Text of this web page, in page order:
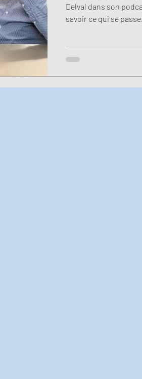
Delval dans son
savoir ce qui se passe...